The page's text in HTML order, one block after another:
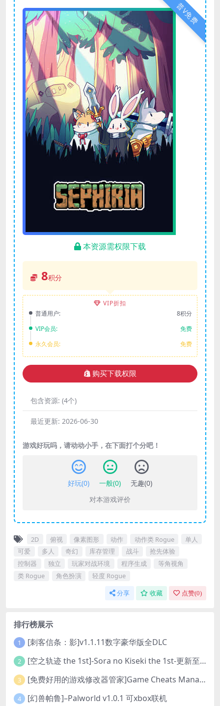
普V免费
本资源需权限下载
8积分
VIP折扣
普通用户:
8积分
VIP会员:
免费
永久会员:
免费
购买下载权限
包含资源: (4个)
最近更新: 2026-06-30
游戏好玩吗，请动动小手，在下面打个分吧！
好玩(0) 一般(0) 无趣(0)
对本游戏评价
2D 俯视 像素图形 动作 动作类 Rogue
单人
可爱
多人 奇幻 库存管理 战斗
抢先体验
控制器
独立 玩家对战环境 程序生成
等角视角
类 Rogue
角色扮演 轻度 Rogue
分享 收藏 点赞(0)
排行榜展示
1 [刺客信条：影]v1.1.11数字豪华版全DLC
2 [空之轨迹 the 1st]-Sora no Kiseki the 1st-更新至v1.06.4-全DLC
3 [免费好用的游戏修改器管家]Game Cheats Manager
4 [幻兽帕鲁]–Palworld v1.0.1 可xbox联机